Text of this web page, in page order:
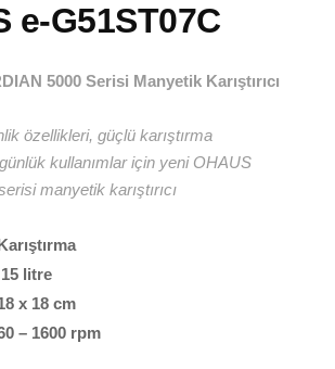
e-G51ST07C
5000 Serisi Manyetik Karıştırıcı
özellikleri, güçlü karıştırma
kullanımlar için yeni OHAUS
manyetik karıştırıcı
15 litre
x 18 cm
– 1600 rpm